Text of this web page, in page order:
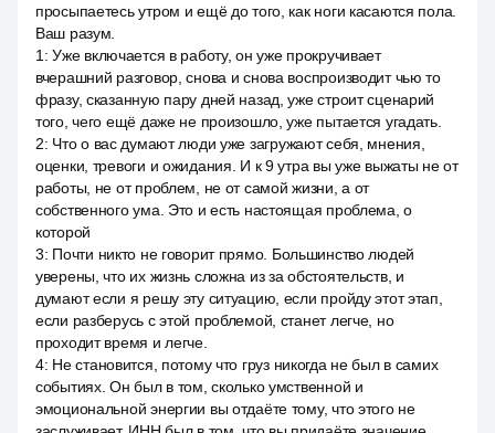
просыпаетесь утром и ещё до того, как ноги касаются пола.
Ваш разум.
1 :Уже включается в работу, он уже прокручивает
вчерашний разговор, снова и снова воспроизводит чью то
фразу, сказанную пару дней назад, уже строит сценарий
того, чего ещё даже не произошло, уже пытается угадать.
2: Что о вас думают люди уже загружают себя, мнения,
оценки, тревоги и ожидания. И к 9 утра вы уже выжаты не от
работы, не от проблем, не от самой жизни, а от
собственного ума. Это и есть настоящая проблема, о
которой
3: Почти никто не говорит прямо. Большинство людей
уверены, что их жизнь сложна из за обстоятельств, и
думают если я решу эту ситуацию, если пройду этот этап,
если разберусь с этой проблемой, станет легче, но
проходит время и легче.
4: Не становится, потому что груз никогда не был в самих
событиях. Он был в том, сколько умственной и
эмоциональной энергии вы отдаёте тому, что этого не